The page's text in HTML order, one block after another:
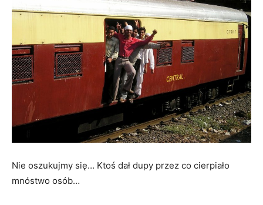
Nie oszukujmy się… Ktoś dał dupy przez co cierpiało
mnóstwo osób…